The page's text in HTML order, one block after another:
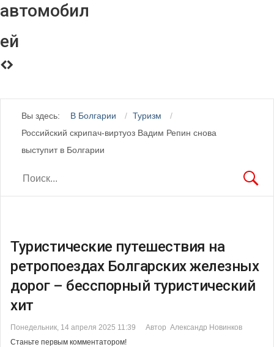
автомобил
ей
Вы здесь: В Болгарии
Туризм
Российский скрипач-виртуоз Вадим Репин снова
выступит в Болгарии
Туристические путешествия на
ретропоездах Болгарских железных
дорог – бесспорный туристический
хит
Понедельник, 14 апреля 2025 11:39
Автор Александр Новинков
Станьте первым комментатором!